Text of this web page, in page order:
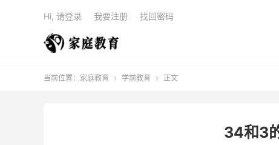
Hi, 请登录 我要注册 找回密码
当前位置： 家庭教育  学前教育  正文
34和3